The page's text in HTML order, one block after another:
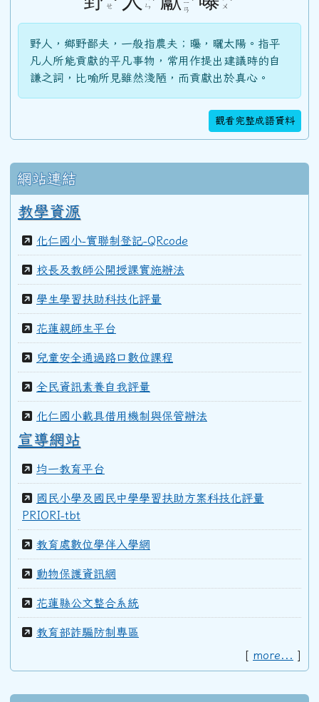
103學年度(104年6月)第45屆教師
100學年度(101年6月)第41屆甲班
99學年度(100年6月)第40屆丙班
99學年度(100年6月)第40屆甲班
98學年度(99年6月)第40屆教師
97學年度(98年6月)第39屆教師
96學年度(97年6月)第38屆乙班
94學年度(95年6月)第36屆教師
ㄝ ˇ
ㄣ ˊ
ㄧ
ㄢ
ˋ
ㄨ ˋ
野人，鄉野鄙夫，一般指農夫；曝，曬太陽。指平
凡人所能貢獻的平凡事物，常用作提出建議時的自
謙之詞，比喻所見雖然淺陋，而貢獻出於真心。
觀看完整成語資料
網站連結
教學資源
化仁國小-實聯制登記-QRcode
校長及教師公開授課實施辦法
學生學習扶助科技化評量
花蓮親師生平台
兒童安全通過路口數位課程
全民資訊素養自我評量
化仁國小載具借用機制與保管辦法
宣導網站
均一教育平台
國民小學及國民中學學習扶助方案科技化評量
PRIORI-tbt
教育處數位學伴入學網
動物保護資訊網
花蓮縣公文整合系統
教育部詐騙防制專區
[ more... ]